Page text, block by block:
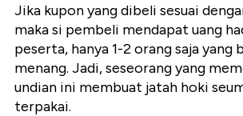
Jika kupon yang dibeli sesuai
maka si pembeli mendapat uang
peserta, hanya 1-2 orang saja yang
menang. Jadi, seseorang yang
undian ini membuat jatah hoki
terpakai.